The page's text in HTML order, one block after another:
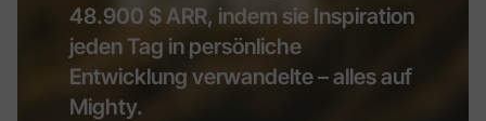
48.900 $ ARR, indem sie Inspiration
jeden Tag in persönliche
Entwicklung verwandelte – alles auf
Mighty.